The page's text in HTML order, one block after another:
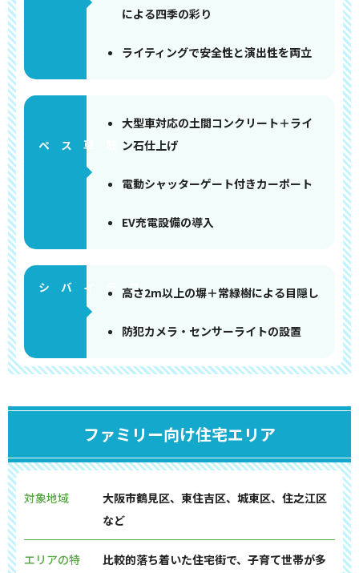
による四季の彩り
ライティングで安全性と演出性を両立
大型車対応の土間コンクリート＋ライ
ン石仕上げ
電動シャッターゲート付きカーポート
EV充電設備の導入
高さ2m以上の塀＋常緑樹による目隠し
防犯カメラ・センサーライトの設置
ファミリー向け住宅エリア
対象地域
大阪市鶴見区、東住吉区、城東区、住之江区
など
エリアの特
比較的落ち着いた住宅街で、子育て世帯が多